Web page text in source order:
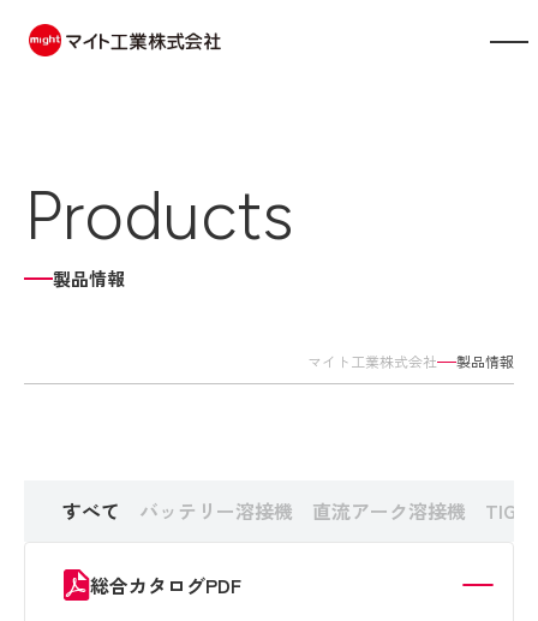
会社案内
事業内容
お知らせ
お問い合わせ
採用エントリー
Products
製品情報
マイト工業株式会社 製品情報
すべて バッテリー溶接機 直流アーク溶接機 TIG
総合カタログPDF